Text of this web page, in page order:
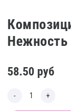
58.50 руб